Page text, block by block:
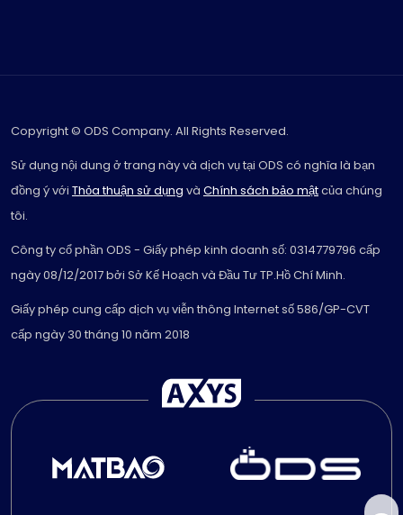
Copyright © ODS Company. All Rights Reserved.
Sử dụng nội dung ở trang này và dịch vụ tại ODS có nghĩa là bạn
đồng ý với Thỏa thuận sử dụng và Chính sách bảo mậtcủa chúng
tôi.
Công ty cổ phần ODS - Giấy phép kinh doanh số: 0314779796 cấp
ngày 08/12/2017 bởi Sở Kế Hoạch và Đầu Tư TP.Hồ Chí Minh.
Giấy phép cung cấp dịch vụ viễn thông Internet số 586/GP-CVT
cấp ngày 30 tháng 10 năm 2018